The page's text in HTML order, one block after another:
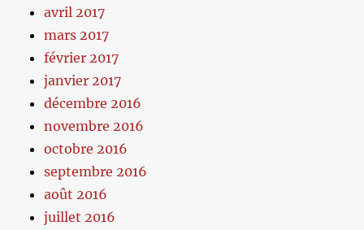
avril 2017
mars 2017
février 2017
janvier 2017
décembre 2016
novembre 2016
octobre 2016
septembre 2016
août 2016
juillet 2016